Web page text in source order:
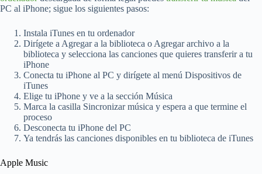
PC al iPhone; sigue los siguientes pasos:
Instala iTunes en tu ordenador
Dirígete a Agregar a la biblioteca o Agregar archivo a la
biblioteca y selecciona las canciones que quieres transferir a tu
iPhone
Conecta tu iPhone al PC y dirígete al menú Dispositivos de
iTunes
Elige tu iPhone y ve a la sección Música
Marca la casilla Sincronizar música y espera a que termine el
proceso
Desconecta tu iPhone del PC
Ya tendrás las canciones disponibles en tu biblioteca de iTunes
Apple Music